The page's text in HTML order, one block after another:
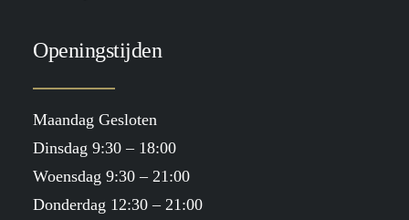
Openingstijden
Maandag Gesloten
Dinsdag 9:30 – 18:00
Woensdag 9:30 – 21:00
Donderdag 12:30 – 21:00